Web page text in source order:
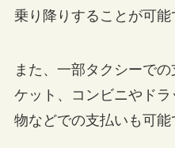
乗り降りすることが可能
また、一部タクシーで
ケット、コンビニやド
物などでの支払いも可能